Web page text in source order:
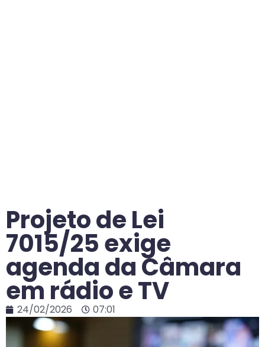
Projeto de Lei
7015/25 exige
agenda da Câmara
em rádio e TV
24/02/2026 07:01